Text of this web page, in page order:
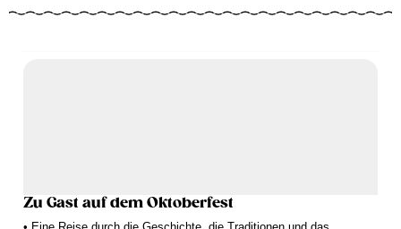
Zu Gast auf dem Oktoberfest